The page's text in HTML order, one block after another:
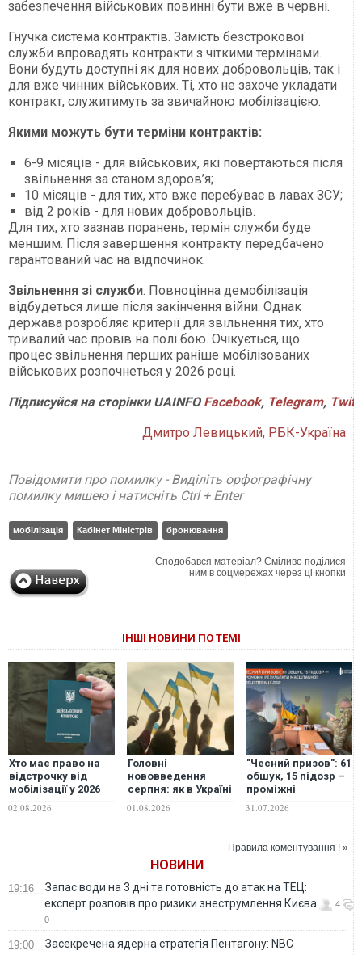
забезпечення військових повинні бути вже в червні.
Гнучка система контрактів. Замість безстрокової
служби впровадять контракти з чіткими термінами.
Вони будуть доступні як для нових добровольців, так і
для вже чинних військових. Ті, хто не захоче укладати
контракт, служитимуть за звичайною мобілізацією.
Якими можуть бути терміни контрактів:
6-9 місяців - для військових, які повертаються після
звільнення за станом здоров’я;
10 місяців - для тих, хто вже перебуває в лавах ЗСУ;
від 2 років - для нових добровольців.
Для тих, хто зазнав поранень, термін служби буде
меншим. Після завершення контракту передбачено
гарантований час на відпочинок.
Звільнення зі служби. Повноцінна демобілізація
відбудеться лише після закінчення війни. Однак
держава розробляє критерії для звільнення тих, хто
тривалий час провів на полі бою. Очікується, що
процес звільнення перших раніше мобілізованих
військових розпочнеться у 2026 році.
ПідписуйсянасторінкиUAINFO Facebook, Telegram,
Дмитро Левицький, РБК-Україна
Повідомити про помилку - Виділіть орфографічну
помилку мишею і натисніть Ctrl + Enter
мобілізація Кабінет Міністрів бронювання
Сподобався матеріал? Сміливо поділися
ним в соцмережах через ці кнопки
ІНШІ НОВИНИ ПО ТЕМІ
Хто має право на
відстрочку від
мобілізації у 2026
перелік підстав
02.08.2026
Головні
нововведення
серпня: як в Україні
соцвиплати,
01.08.2026
"Чесний призов": 61
обшук, 15 підозр –
проміжні
масштабної
31.07.2026
Правила коментування ! »
НОВИНИ
19:16
Запас води на 3 дні та готовність до атак на ТЕЦ:
експерт розповів про ризики знеструмлення Києва
4
0
19:00
Засекречена ядерна стратегія Пентагону: NBC